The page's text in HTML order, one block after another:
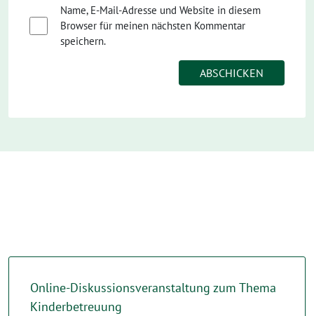
Name, E-Mail-Adresse und Website in diesem
Browser für meinen nächsten Kommentar
speichern.
Online-Diskussionsveranstaltung zum Thema
Kinderbetreuung